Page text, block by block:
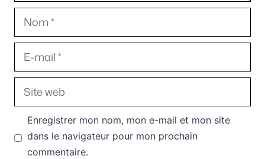
Nom
E-
mail
Site
web
Enregistrer mon nom, mon e-mail et mon site
dans le navigateur pour mon prochain
commentaire.